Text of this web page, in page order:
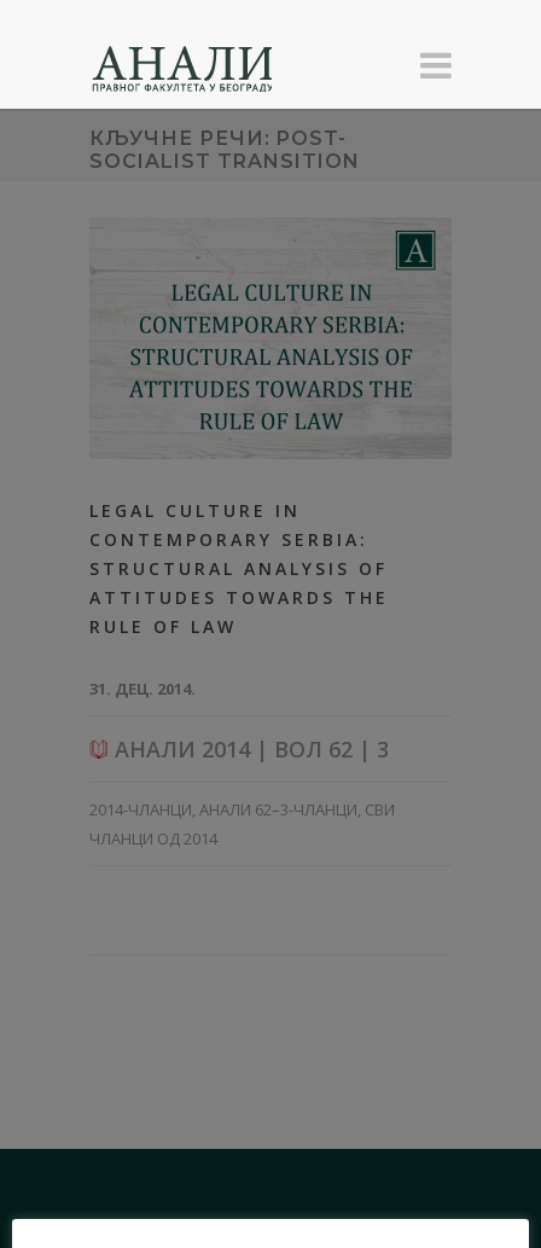
КЉУЧНЕ РЕЧИ: POST-
SOCIALIST TRANSITION
LEGAL CULTURE IN
CONTEMPORARY SERBIA:
STRUCTURAL ANALYSIS OF
ATTITUDES TOWARDS THE
RULE OF LAW
31. ДЕЦ. 2014.
АНАЛИ 2014 | ВОЛ 62 | 3
2014-ЧЛАНЦИ, АНАЛИ 62–3-ЧЛАНЦИ, СВИ
ЧЛАНЦИ ОД 2014